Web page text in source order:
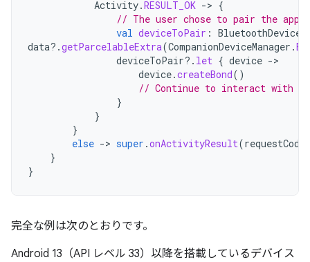
Activity.RESULT_OK -> {
// The user chose to pair the app
val deviceToPair :
data?.getParcelableExtra(CompanionDeviceManager .
deviceToPair?. let { device -
device.createBond()
// Continue to interact with
}
}
}
else -> super .onActivityResult(requestCode
}
}
完全な例は次のとおりです。
Android 13（API レベル 33）以降を搭載しているデバイス